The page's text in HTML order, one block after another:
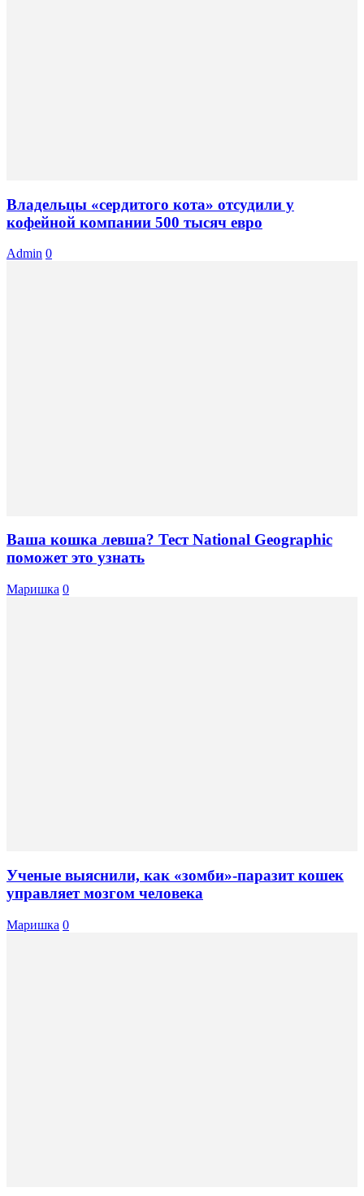
Владельцы «сердитого кота» отсудили у
кофейной компании 500 тысяч евро
Admin 0
Ваша кошка левша? Тест National Geographic
поможет это узнать
Маришка 0
Ученые выяснили, как «зомби»-паразит кошек
управляет мозгом человека
Маришка 0